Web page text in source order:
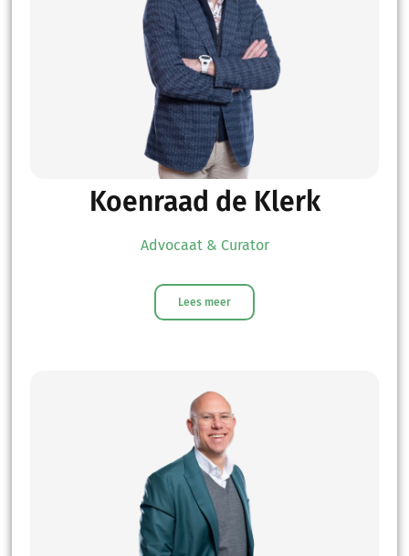
Koenraad de Klerk
Advocaat & Curator
Lees meer